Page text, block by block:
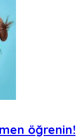
öğrenin!